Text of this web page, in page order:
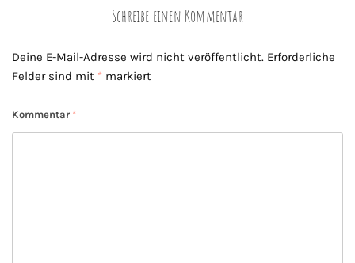
Schreibe einen Kommentar
Deine E-Mail-Adresse wird nicht veröffentlicht. Erforderliche
Felder sind mit * markiert
Kommentar *